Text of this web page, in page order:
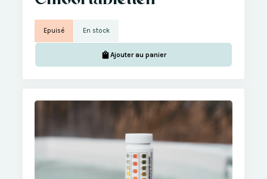
Epuisé En stock
Ajouter au panier